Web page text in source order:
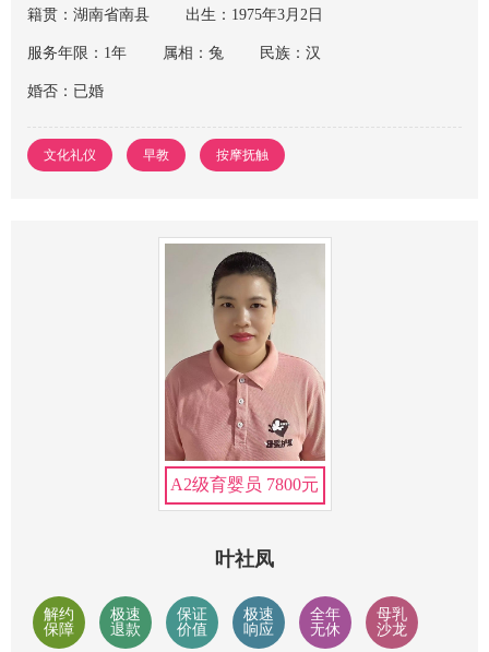
籍贯：湖南省南县 出生：1975年3月2日
服务年限：1年 属相：兔 民族：汉
婚否：已婚
文化礼仪 早教 按摩抚触
A2级育婴员 7800元
叶社凤
解约
保障
极速
退款
保证
价值
极速
响应
全年
无休
母乳
沙龙